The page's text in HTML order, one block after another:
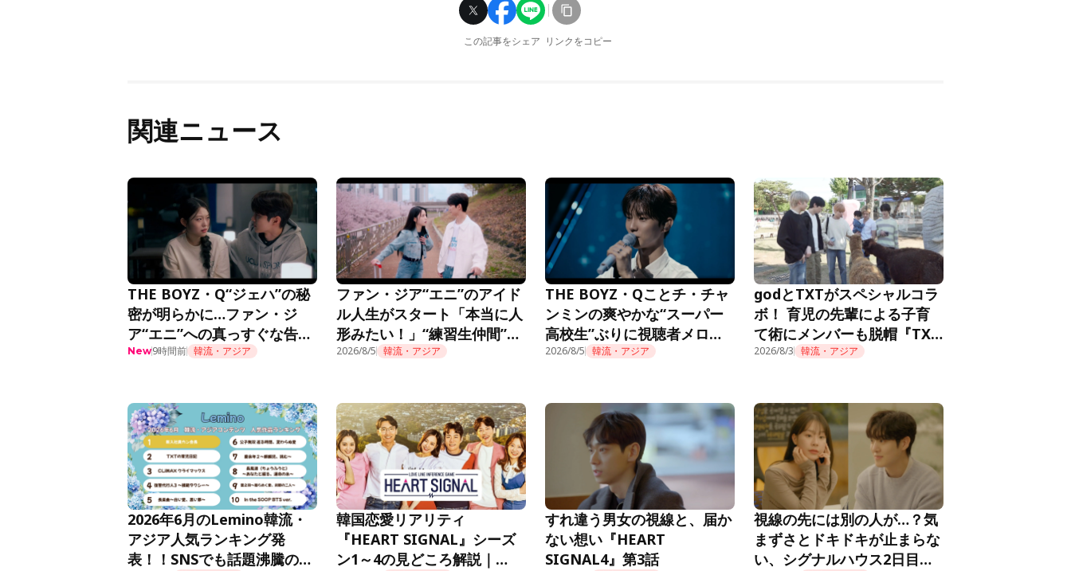
この記事をシェア リンクをコピー
関連ニュース
THE BOYZ・Q“ジェハ”の秘
密が明らかに…ファン・ジ
ア“エニ”への真っすぐな告白
に胸キュン＜推しデビュー＞
New9時間前 韓流・アジア
ファン・ジア“エニ”のアイド
ル人生がスタート「本当に人
形みたい！」“練習生仲間”も
話題に＜推しデビュー＞
2026/8/5 韓流・アジア
THE BOYZ・Qことチ・チャ
ンミンの爽やかな“スーパー
高校生”ぶりに視聴者メロメ
ロ「制服似合ってる」＜推し
2026/8/5 韓流・アジア
godとTXTがスペシャルコラ
ボ！ 育児の先輩による子育
て術にメンバーも脱帽『TXT
の育児日記』第10話
2026/8/3 韓流・アジア
2026年6月のLemino韓流・
アジア人気ランキング発
表！！SNSでも話題沸騰の痛
韓国恋愛リアリティ
『HEART SIGNAL』シーズ
ン1～4の見どころ解説｜
すれ違う男女の視線と、届か
ない想い『HEART
SIGNAL4』第3話
視線の先には別の人が…？気
まずさとドキドキが止まらな
い、シグナルハウス2日目の